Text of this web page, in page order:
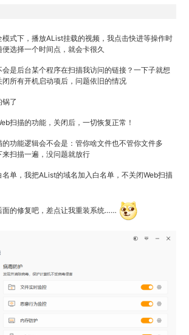
式下，播放AList挂载的视频，我点击快进等操作时
选择一个时间点，就会卡很久
是后台某个程序在扫描我访问的链接？一下子就想
所有开机启动项后，问题依旧的情况
了
扫描的功能，关闭后，一切恢复正常！
功能逻辑会不会是：管你啥文件也不管你文件多
扫描一遍，没问题就放行
单，我把AList的域名加入白名单，不关闭Web扫描
面的修复吧，差点让我重装系统……